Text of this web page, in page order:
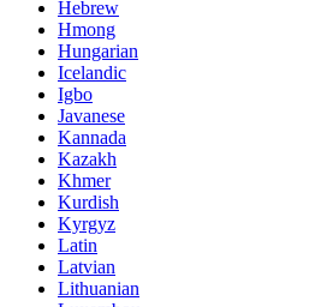
Hebrew
Hmong
Hungarian
Icelandic
Igbo
Javanese
Kannada
Kazakh
Khmer
Kurdish
Kyrgyz
Latin
Latvian
Lithuanian